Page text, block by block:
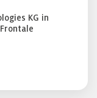
KG in